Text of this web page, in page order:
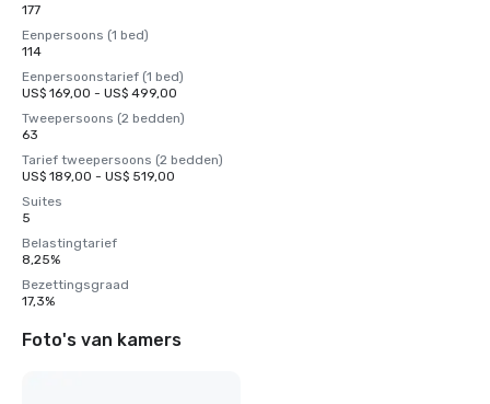
177
Eenpersoons (1 bed)
114
Eenpersoonstarief (1 bed)
US$ 169,00 - US$ 499,00
Tweepersoons (2 bedden)
63
Tarief tweepersoons (2 bedden)
US$ 189,00 - US$ 519,00
Suites
5
Belastingtarief
8,25%
Bezettingsgraad
17,3%
Foto's van kamers